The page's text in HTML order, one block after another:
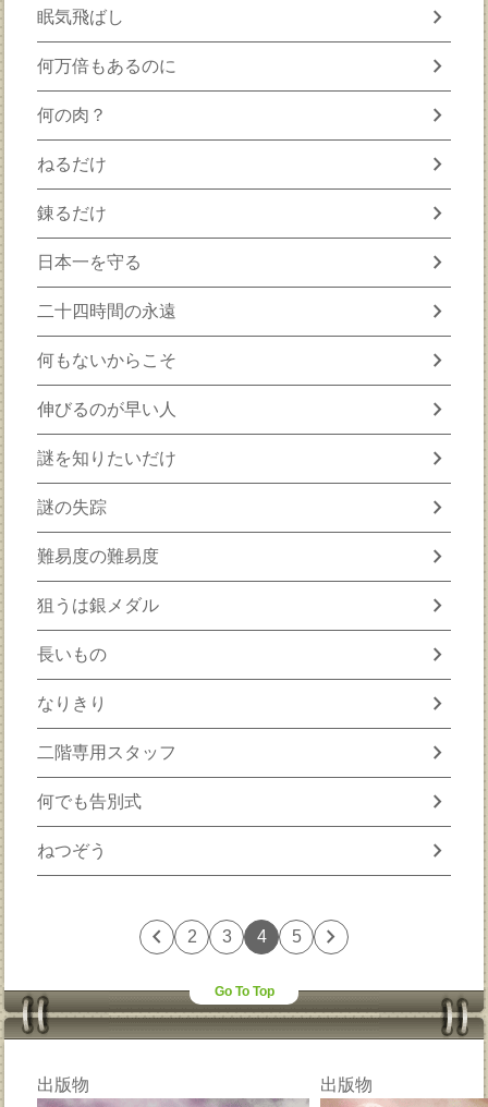
眠気飛ばし chevron_right
何万倍もあるのに chevron_right
何の肉？ chevron_right
ねるだけ chevron_right
錬るだけ chevron_right
日本一を守る chevron_right
二十四時間の永遠 chevron_right
何もないからこそ chevron_right
伸びるのが早い人 chevron_right
謎を知りたいだけ chevron_right
謎の失踪 chevron_right
難易度の難易度 chevron_right
狙うは銀メダル chevron_right
長いもの chevron_right
なりきり chevron_right
二階専用スタッフ chevron_right
何でも告別式 chevron_right
ねつぞう chevron_right
chevron_left 2 3 4 5 chevron_right
Go To Top
出版物 出版物